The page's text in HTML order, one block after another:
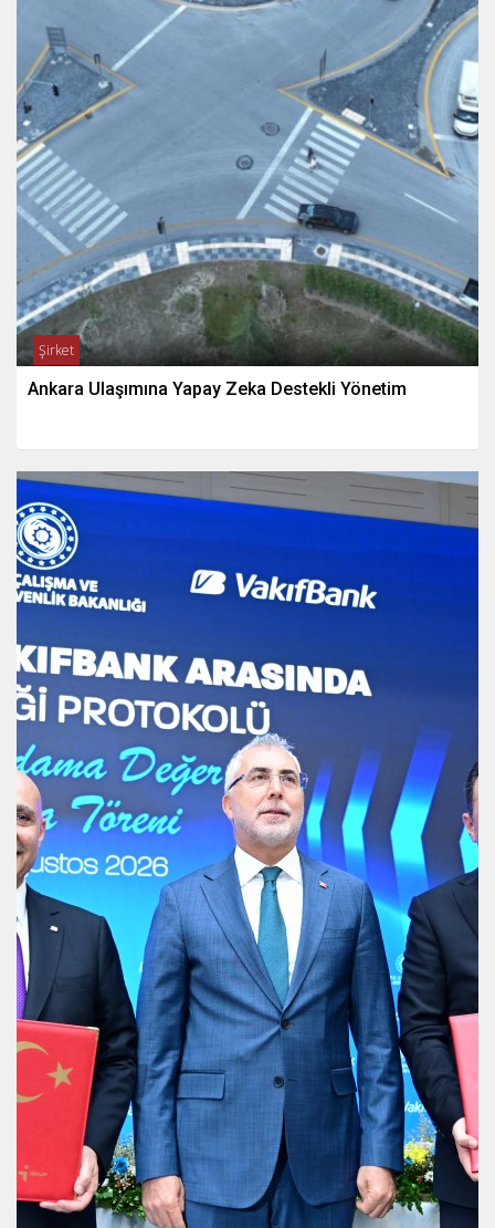
Şirket
Ankara Ulaşımına Yapay Zeka Destekli Yönetim